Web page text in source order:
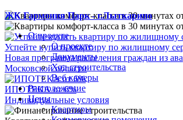
ЖК Гармония Парк - г.Лыткарино
О проекте
О проекте
Документы
Ход строительства
Веб камеры
Расположение
Цены
Квартиры
Успейте купить квартиру по жилищному
Новая программа расселения граждан из
Московской области
ИПОТЕКА от 6%
Индивидуальные условия